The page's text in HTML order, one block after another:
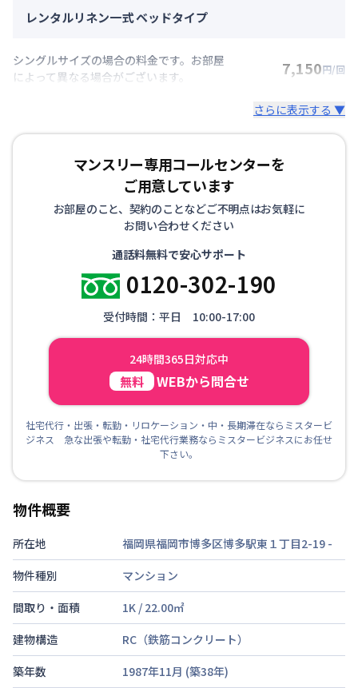
レンタルリネン一式 ベッドタイプ
シングルサイズの場合の料金です。お部屋
によって異なる場合がございます。
7,150円/回
さらに表示する ▼
マンスリー専用コールセンターを
ご用意しています
お部屋のこと、契約のことなどご不明点はお気軽に
お問い合わせください
通話料無料で安心サポート
0120-302-190
受付時間：平日 10:00-17:00
24時間365日対応中
無料 WEBから問合せ
社宅代行・出張・転勤・リロケーション・中・長期滞在ならミスタービ
ジネス 急な出張や転勤・社宅代行業務ならミスタービジネスにお任せ
下さい。
物件概要
所在地 福岡県福岡市博多区博多駅東１丁目2-19 -
物件種別
マンション
間取り・面積
1K / 22.00㎡
建物構造
RC（鉄筋コンクリート）
築年数
1987年11月 (築38年)